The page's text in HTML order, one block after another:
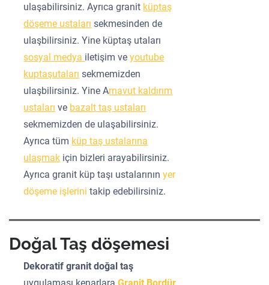
ulaşabilirsiniz. Ayrıca granit küptaş
döşeme ustaları sekmesinden de
ulaşbilirsiniz. Yine küptaş utaları
sosyal medya iletişim veyoutube
kuptaşutaları sekmemizden
ulaşbilirsiniz. Yine Arnavut kaldırım
ustaları ve bazalt taş ustaları
sekmemizden de ulaşabilirsiniz.
Ayrıca tüm küp taş ustalarına
ulaşmak için bizleri arayabilirsiniz.
Ayrıca granit küp taşı ustalarının yer
döşeme işlerini takip edebilirsiniz.
Doğal Taş döşemesi
Dekoratif granit doğal taş